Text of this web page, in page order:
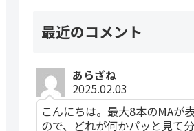
最近のコメント
あらざね
2025.02.03
こんにちは。最大8本のMAが
ので、どれが何かパッと見て